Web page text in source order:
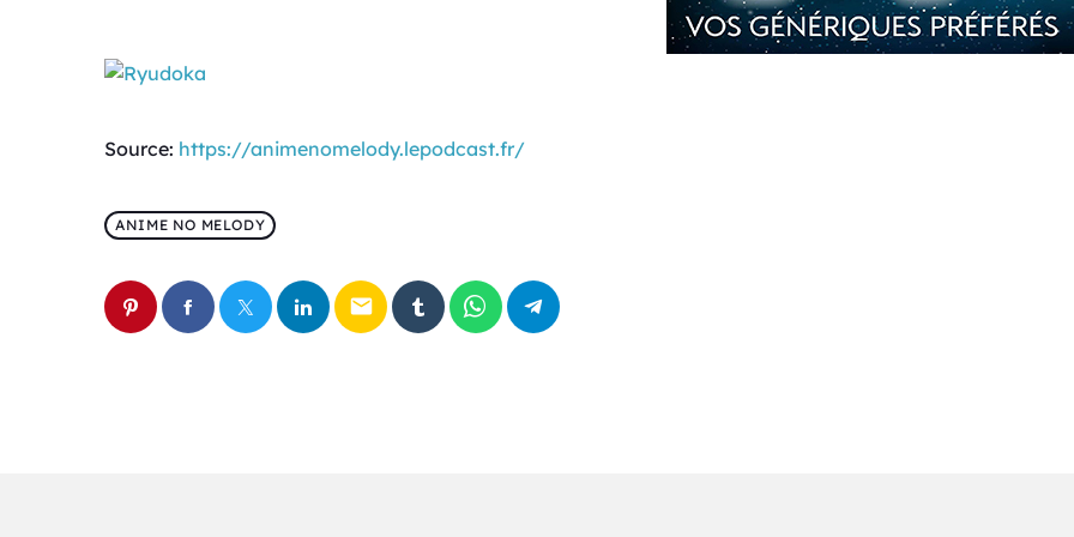
Source: https://animenomelody.lepodcast.fr/
ANIME NO MELODY
email